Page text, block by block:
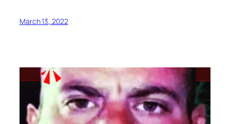
March 13, 2022